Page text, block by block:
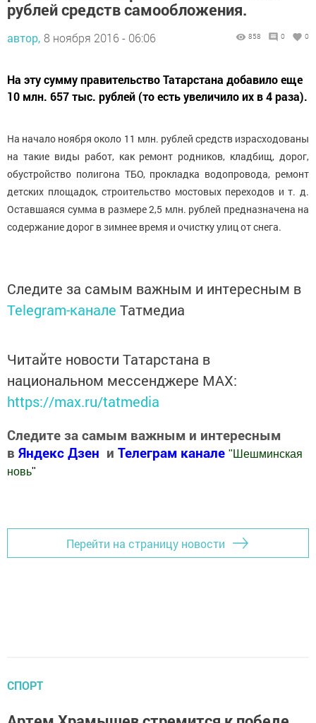
рублей средств самообложения.
автор, 8 ноября 2016 - 06:06 858 0 0
На эту сумму правительство Татарстана добавило еще
10 млн. 657 тыс. рублей (то есть увеличило их в 4 раза).
На начало ноября около 11 млн. рублей средств израсходованы
на такие виды работ, как ремонт родников, кладбищ, дорог,
обустройство полигона ТБО, прокладка водопровода, ремонт
детских площадок, строительство мостовых переходов и т. д.
Оставшаяся сумма в размере 2,5 млн. рублей предназначена на
содержание дорог в зимнее время и очистку улиц от снега.
Следите за самым важным и интересным в
Telegram-канале Татмедиа
Читайте новости Татарстана в
национальном мессенджере MАХ:
https://max.ru/tatmedia
Следите за самым важным и интересным
в Яндекс Дзен и Телеграм канале "Шешминская
новь"
Перейти на страницу новости
СПОРТ